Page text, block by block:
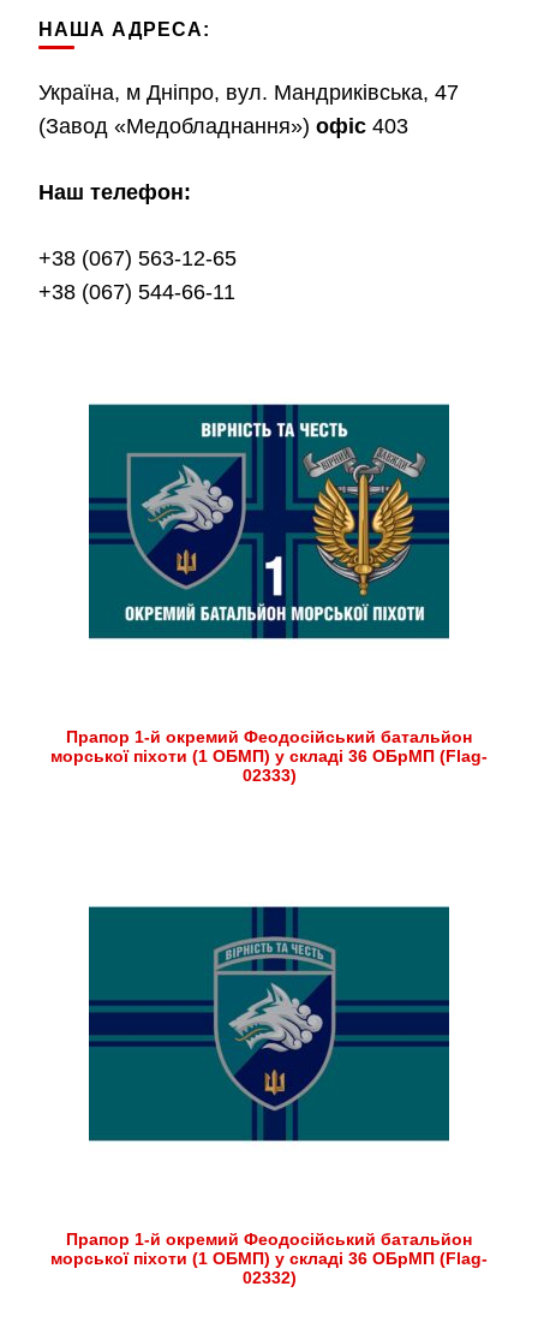
НАША АДРЕСА:
Україна, м Дніпро, вул. Мандриківська, 47
(Завод «Медобладнання») офіс 403
Наш телефон:
+38 (067) 563-12-65
+38 (067) 544-66-11
Прапор 1-й окремий Феодосійський батальйон
морської піхоти (1 ОБМП) у складі 36 ОБрМП (Flag-
02333)
Прапор 1-й окремий Феодосійський батальйон
морської піхоти (1 ОБМП) у складі 36 ОБрМП (Flag-
02332)